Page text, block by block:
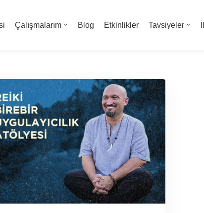
Çalışmalarım Blog Etkinlikler Tavsiyeler